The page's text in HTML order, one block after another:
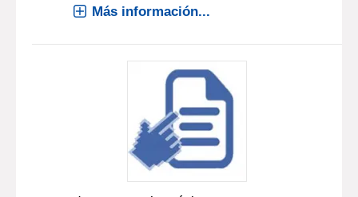
Más información...